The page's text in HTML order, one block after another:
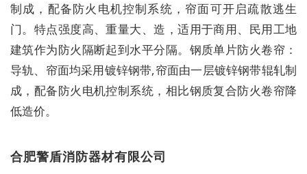
制成，配备防火电机控制系统，帘面可开启疏散逃生
门。特点强度高、重量大、造，适用于商用、民用工地
建筑作为防火隔断起到水平分隔。钢质单片防火卷帘：
导轨、帘面均采用镀锌钢带,帘面由一层镀锌钢带辊轧制
成，配备防火电机控制系统，相比钢质复合防火卷帘降
低造价。
合肥警盾消防器材有限公司